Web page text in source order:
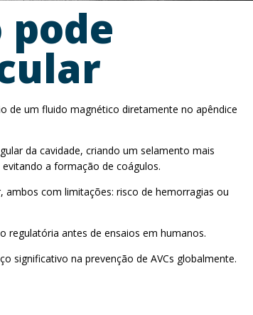
de um fluido magnético diretamente no apêndice
da cavidade, criando um selamento mais
a formação de coágulos.
ambos com limitações: risco de hemorragias ou
regulatória antes de ensaios em humanos.
significativo na prevenção de AVCs globalmente.